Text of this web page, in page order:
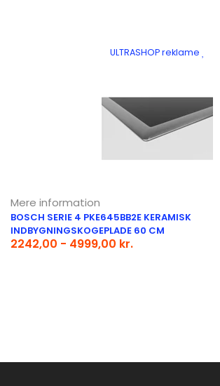
ULTRASHOP reklame
Mere information
BOSCH SERIE 4 PKE645BB2E KERAMISK
INDBYGNINGSKOGEPLADE 60 CM
2242,00 - 4999,00 kr.